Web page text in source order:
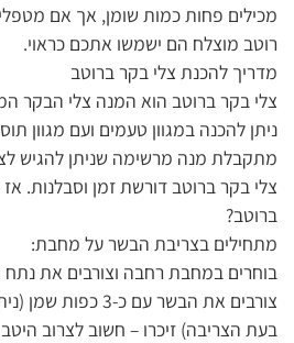
מכילים פחות כמות שומן, אך אם
רוטב מוצלח הם ישמשו אתכם כראוי.
מדריך להכנת צלי בקר ברוטב
צלי בקר ברוטב הוא המנה צלי הבקר
ניתן להכנה במגוון טעמים ועם מגוון
מתקבלת מנה מרשימה שניתן להגיש
צלי בקר ברוטב דורשת זמן וסבלנות.
ברוטב?
מתחילים בצריבת הבשר על מחבת:
בוחרים במחבת רחבה וצורבים את
צורבים את הבשר עם
בעת הצריבה) זיכרו – חשוב לצרוב